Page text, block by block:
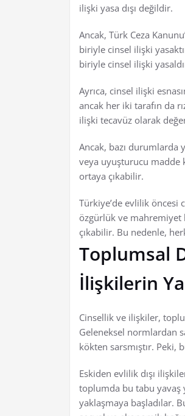
ilişki yasa dışı değildir.
Ancak, Türk Ceza
biriyle cinsel ilişki
biriyle cinsel ilişki
Ayrıca, cinsel ilişki
ancak her iki tarafın da
ilişki tecavüz olarak
Ancak, bazı durumlarda
veya uyuşturucu madde
ortaya çıkabilir.
Türkiye’de evlilik öncesi
özgürlük ve mahremiyet
çıkabilir. Bu nedenle,
Toplumsal
İlişkilerin
Cinsellik ve ilişkiler,
Geleneksel normlardan
kökten sarsmıştır. Peki,
Eskiden evlilik dışı
toplumda bu tabu yavaş
yaklaşmaya başladılar.